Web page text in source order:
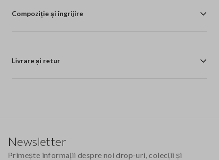
Compoziție și îngrijire
Livrare și retur
Newsletter
Primește informații despre noi drop-uri, colecții și